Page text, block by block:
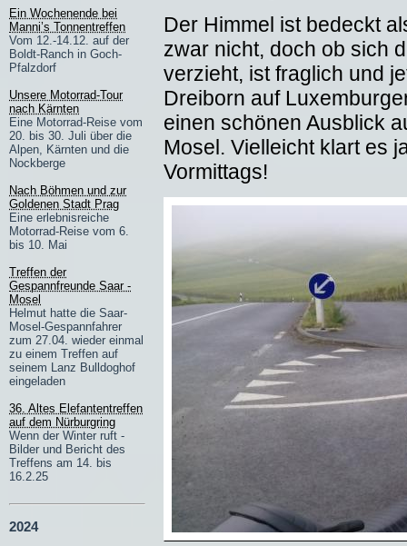
Ein Wochenende bei
Manni’s Tonnentreffen
Vom 12.-14.12. auf der
Boldt-Ranch in Goch-
Pfalzdorf
Unsere Motorrad-Tour
nach Kärnten
Eine Motorrad-Reise vom
20. bis 30. Juli über die
Alpen, Kärnten und die
Nockberge
Nach Böhmen und zur
Goldenen Stadt Prag
Eine erlebnisreiche
Motorrad-Reise vom 6.
bis 10. Mai
Treffen der
Gespannfreunde Saar -
Mosel
Helmut hatte die Saar-
Mosel-Gespannfahrer
zum 27.04. wieder einmal
zu einem Treffen auf
seinem Lanz Bulldoghof
eingeladen
36. Altes Elefantentreffen
auf dem Nürburgring
Wenn der Winter ruft -
Bilder und Bericht des
Treffens am 14. bis
16.2.25
2024
Der Himmel ist bedeckt
zwar nicht, doch ob sich
verzieht, ist fraglich und
Dreiborn auf
einen schönen Ausblick
Mosel. Vielleicht klart es
Vormittags!